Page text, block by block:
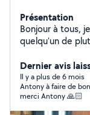
Présentation
Bonjour à tous, je
quelqu'un de
bien sûr.
Dernier avis
Il y a plus de 6 mois
Antony à faire de bon travail très propre
merci Antony 🙏🏻